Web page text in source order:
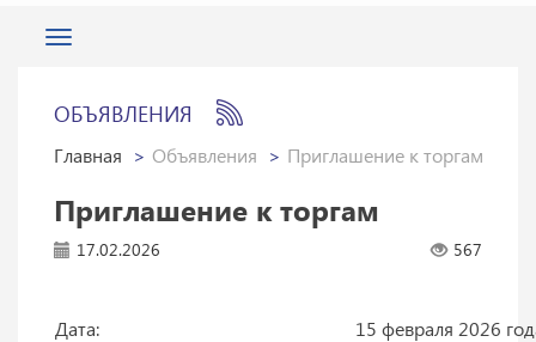
Toggle
ОБЪЯВЛЕНИЯ
Главная Объявления Приглашение к торгам
Приглашение к торгам
17.02.2026 567
Дата: 15 февраля 2026